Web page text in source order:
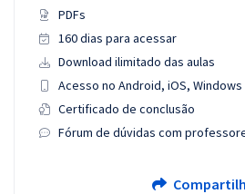
PDFs
160 dias para acessar
Download ilimitado das aulas
Acesso no Android, iOS, Windows
Certificado de conclusão
Fórum de dúvidas com